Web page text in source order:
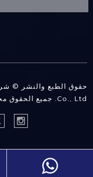
Co., Ltd. جميع الحقوق محفوظة.